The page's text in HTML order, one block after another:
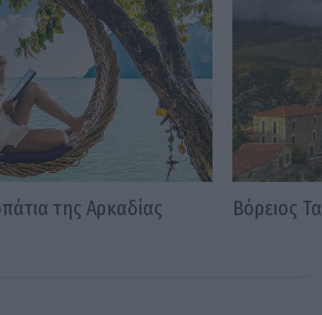
της Αρκαδίας Βόρειος